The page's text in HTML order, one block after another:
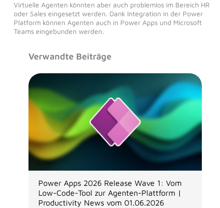
Virtuelle Agenten könnten aber auch problemlos im Bereich HR
oder Sales eingesetzt werden. Dank Integration in der Power
Platform können Agenten auch in Power Apps und Microsoft
Teams eingebunden werden.
Verwandte Beiträge
Power Apps 2026 Release Wave 1: Vom
Low-Code-Tool zur Agenten-Plattform |
Productivity News vom 01.06.2026